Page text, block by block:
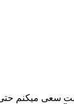
سعی میکنم حتی